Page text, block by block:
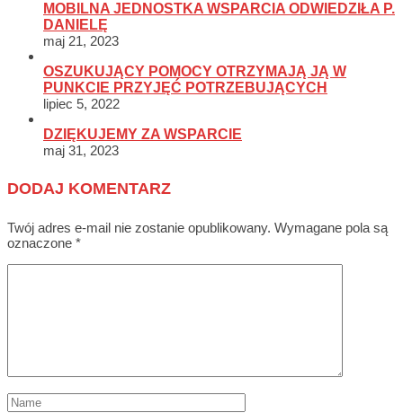
MOBILNA JEDNOSTKA WSPARCIA ODWIEDZIŁA P.
DANIELĘ
maj 21, 2023
OSZUKUJĄCY POMOCY OTRZYMAJĄ JĄ W
PUNKCIE PRZYJĘĆ POTRZEBUJĄCYCH
lipiec 5, 2022
DZIĘKUJEMY ZA WSPARCIE
maj 31, 2023
DODAJ KOMENTARZ
Twój adres e-mail nie zostanie opublikowany. Wymagane pola są
oznaczone *